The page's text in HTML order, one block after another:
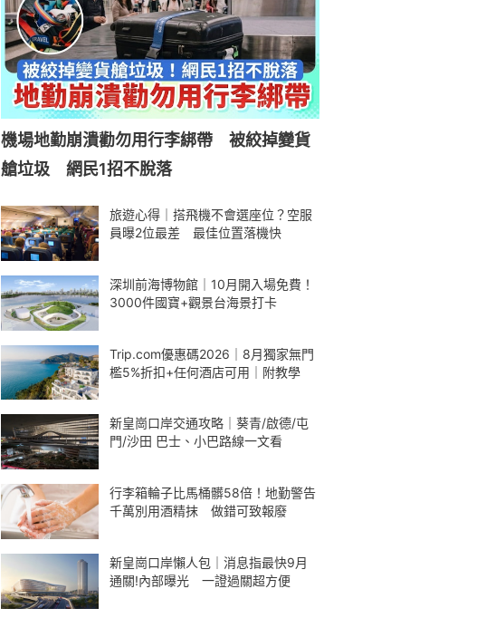
機場地勤崩潰勸勿用行李綁帶 被絞掉變貨
艙垃圾 網民1招不脫落
旅遊心得｜搭飛機不會選座位？空服
員曝2位最差 最佳位置落機快
深圳前海博物館｜10月開入場免費！
3000件國寶+觀景台海景打卡
Trip.com優惠碼2026｜8月獨家無門
檻5%折扣+任何酒店可用｜附教學
新皇崗口岸交通攻略｜葵青/啟德/屯
門/沙田 巴士、小巴路線一文看
行李箱輪子比馬桶髒58倍！地勤警告
千萬別用酒精抹 做錯可致報廢
新皇崗口岸懶人包｜消息指最快9月
通關!內部曝光 一證過關超方便